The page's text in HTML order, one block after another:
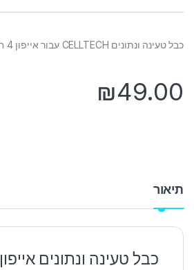
כבל טעינה ונתונים CELLTECH עבור אייפון 4 חיבור USB
₪49.00
תיאור
כבל טעינה ונתונים אייפון 4